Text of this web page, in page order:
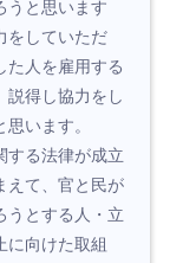
うと思います
をしていただ
た人を雇用する
説得し協力をし
います。
る法律が成立
えて、官と民が
うとする人・立
に向けた取組